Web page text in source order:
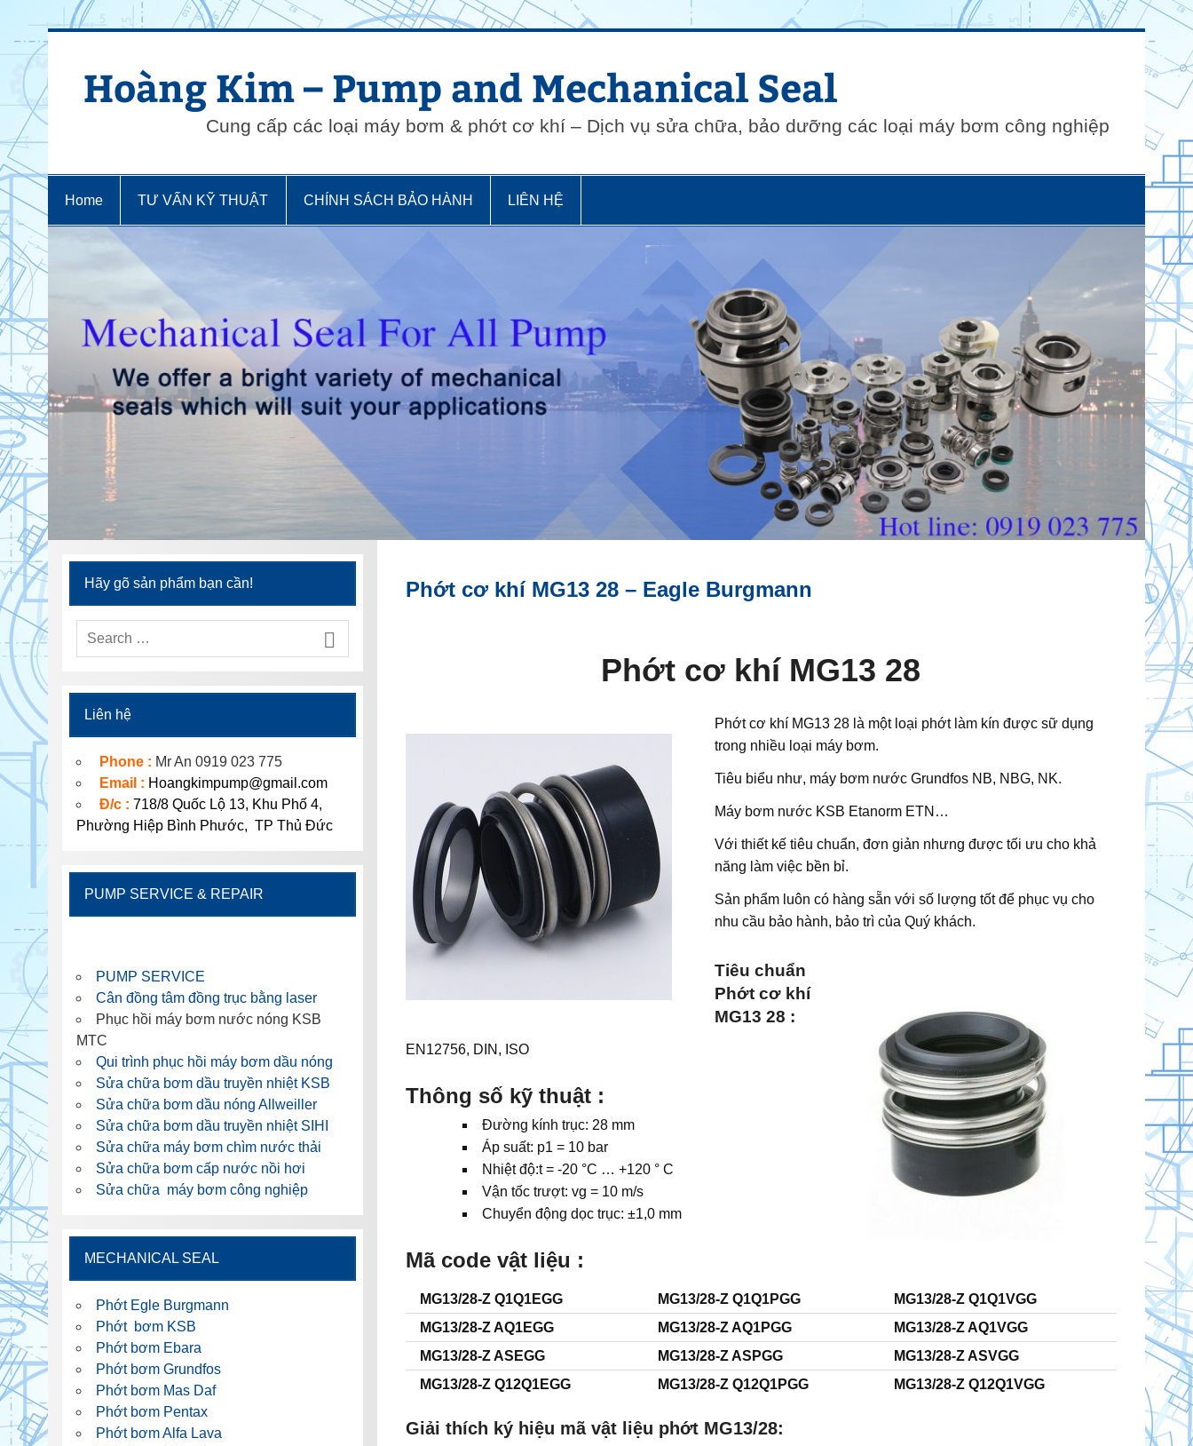
content
Hoàng Kim – Pump and Mechanical Seal
Cung cấp các loại máy bơm & phớt cơ khí – Dịch vụ sửa chữa, bảo dưỡng các loại máy bơm công nghiệp
Home TƯ VẤN KỸ THUẬT CHÍNH SÁCH BẢO HÀNH LIÊN HỆ
Phớt cơ khí MG13 28 – Eagle Burgmann
Phớt cơ khí MG13 28
Phớt cơ khí MG13 28 là một loại phớt làm kín được sữ dụng
trong nhiều loại máy bơm.
Tiêu biểu như, máy bơm nước Grundfos NB, NBG, NK.
Máy bơm nước KSB Etanorm ETN…
Với thiết kế tiêu chuẩn, đơn giản nhưng được tối ưu cho khả
năng làm việc bền bỉ.
Sản phẩm luôn có hàng sẵn với số lượng tốt để phục vụ cho
nhu cầu bảo hành, bảo trì của Quý khách.
Tiêu chuẩn
Phớt cơ khí
MG13 28 :
EN12756, DIN, ISO
Thông số kỹ thuật :
Đường kính trục: 28 mm
Áp suất: p1 = 10 bar
Nhiệt độ:t = -20 °C … +120 ° C
Vận tốc trượt: vg = 10 m/s
Chuyển động dọc trục: ±1,0 mm
Mã code vật liệu :
MG13/28-Z Q1Q1EGG MG13/28-Z Q1Q1PGG
MG13/28-Z Q1Q1VGG
MG13/28-Z AQ1EGG
MG13/28-Z AQ1PGG
MG13/28-Z AQ1VGG
MG13/28-Z ASEGG
MG13/28-Z ASPGG
MG13/28-Z ASVGG
MG13/28-Z Q12Q1EGG
MG13/28-Z Q12Q1PGG MG13/28-Z Q12Q1VGG
Giải thích ký hiệu mã vật liệu phớt MG13/28:
Hãy gõ sản phẩm bạn cần!
Liên hệ
Phone : Mr An 0919 023 775
Email : Hoangkimpump@gmail.com
Đ/c : 718/8 Quốc Lộ 13, Khu Phố 4,
Phường Hiệp Bình Phước, TP Thủ Đức
PUMP SERVICE & REPAIR
PUMP SERVICE
Cân đồng tâm đồng trục bằng laser
Phục hồi máy bơm nước nóng KSB
MTC
Qui trình phục hồi máy bơm dầu nóng
Sửa chữa bơm dầu truyền nhiệt KSB
Sửa chữa bơm dầu nóng Allweiller
Sửa chữa bơm dầu truyền nhiệt SIHI
Sửa chữa máy bơm chìm nước thải
Sửa chữa bơm cấp nước nồi hơi
Sửa chữa máy bơm công nghiệp
MECHANICAL SEAL
Phớt Egle Burgmann
Phớt bơm KSB
Phớt bơm Ebara
Phớt bơm Grundfos
Phớt bơm Mas Daf
Phớt bơm Pentax
Phớt bơm Alfa Lava